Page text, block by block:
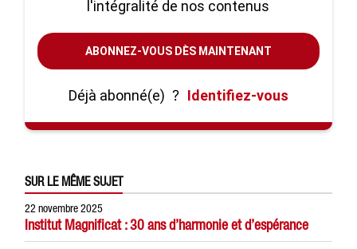
l'intégralité de nos contenus
ABONNEZ-VOUS DÈS MAINTENANT
Déjà abonné(e) ? Identifiez-vous
SUR LE MÊME SUJET
22 novembre 2025
Institut Magnificat : 30 ans d’harmonie et d’espérance